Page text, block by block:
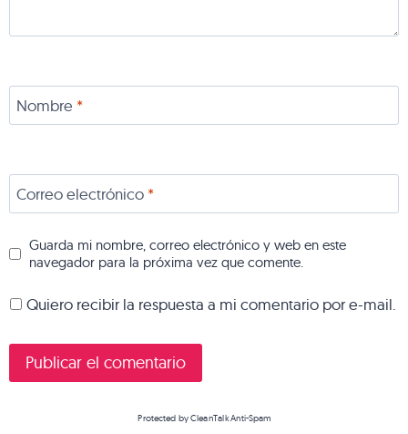
Nombre *
Correo electrónico *
Guarda mi nombre, correo electrónico y web en este
navegador para la próxima vez que comente.
Quiero recibir la respuesta a mi comentario por e-mail.
Protected byCleanTalk Anti-Spam